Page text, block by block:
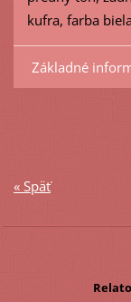
kufra, farba
Základné
« Späť